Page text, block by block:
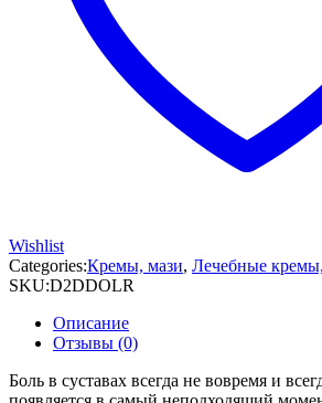
Wishlist
Categories:Кремы, мази, Лечебные
SKU:D2DDOLR
Описание
Отзывы (0)
Боль в суставах всегда не вовремя и